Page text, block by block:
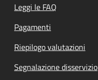
Leggi le FAQ
Pagamenti
Riepilogo valutazioni
Segnalazione disservizio